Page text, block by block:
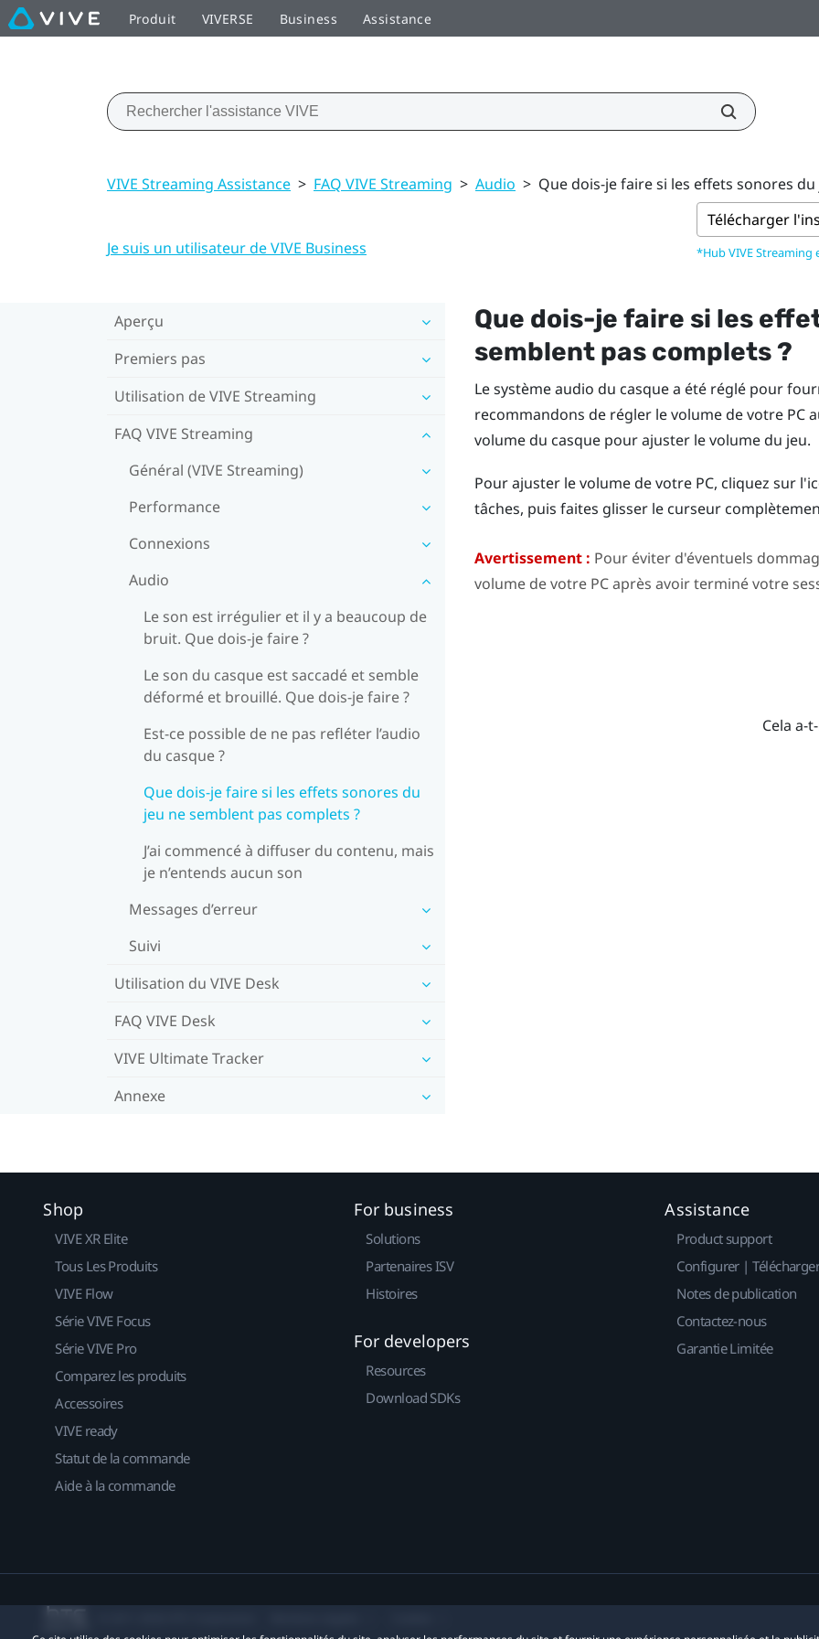
Produit VIVERSE Business Assistance
VIVE Streaming Assistance > FAQ VIVE Streaming > Audio > Que dois-je faire si les effets sonores
Télécharger
*Hub VIVE Streaming
Je suis un utilisateur de VIVE Business
Aperçu
Premiers pas
Utilisation de VIVE Streaming
FAQ VIVE Streaming
Général (VIVE Streaming)
Performance
Connexions
Audio
Le son est irrégulier et il y a beaucoup de
bruit. Que dois-je faire ?
Le son du casque est saccadé et semble
déformé et brouillé. Que dois-je faire ?
Est-ce possible de ne pas refléter l’audio
du casque ?
Que dois-je faire si les effets sonores du
jeu ne semblent pas complets ?
J’ai commencé à diffuser du contenu, mais
je n’entends aucun son
Messages d’erreur
Suivi
Utilisation du VIVE Desk
FAQ VIVE Desk
VIVE Ultimate Tracker
Annexe
Que dois-je faire si les
semblent pas complets ?
Le système audio du casque a été réglé pour
recommandons de régler le volume de votre PC
volume du casque pour ajuster le volume du jeu.
Pour ajuster le volume de votre PC, cliquez sur
tâches, puis faites glisser le curseur
Avertissement : Pour éviter d'éventuels
volume de votre PC après avoir terminé votre
Cela a-
Shop
VIVE XR Elite
Tous Les Produits
VIVE Flow
Série VIVE Focus
Série VIVE Pro
Comparez les produits
Accessoires
VIVE ready
Statut de la commande
Aide à la commande
For business
Solutions
Partenaires ISV
Histoires
For developers
Resources
Download SDKs
Assistance
Product support
Configurer |
Notes de publication
Contactez-nous
Garantie Limitée